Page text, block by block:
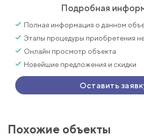
Подробная
Полная информация о данном
Этапы процедуры приобретения
Онлайн просмотр объекта
Новейшие предложения и скидки
Оставить
Похожие объекты